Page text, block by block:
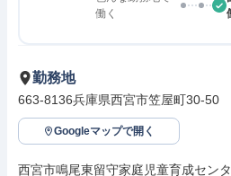
働く
勤務地
663-8136兵庫県西宮市笠屋町30-50
Googleマップで開く
西宮市鳴尾東留守家庭児童育成セン